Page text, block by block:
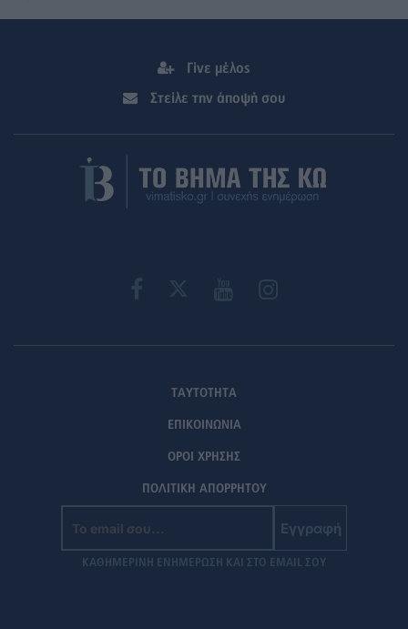
Γίνε μέλος
Στείλε την άποψή σου
ΤΑΥΤΟΤΗΤΑ
ΕΠΙΚΟΙΝΩΝΙΑ
ΟΡΟΙ ΧΡΗΣΗΣ
ΠΟΛΙΤΙΚΗ ΑΠΟΡΡΗΤΟΥ
Εγγραφή
ΚΑΘΗΜΕΡΙΝΗ ΕΝΗΜΕΡΩΣΗ ΚΑΙ ΣΤΟ EMAIL ΣΟΥ